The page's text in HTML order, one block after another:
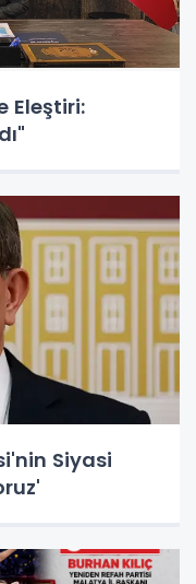
Eleştiri:
Siyasi